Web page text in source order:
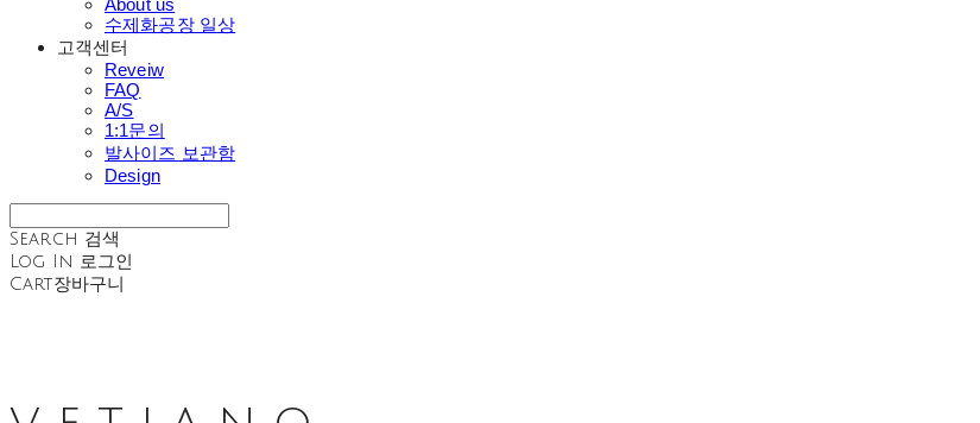
수제화공장 일상
고객센터
Reveiw
FAQ
A/S
1:1문의
발사이즈 보관함
Design
Search 검색
Log In 로그인
Cart장바구니